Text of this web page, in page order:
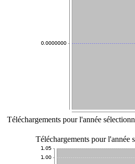
Téléchargements pour l'année
Téléchargements pour l'année